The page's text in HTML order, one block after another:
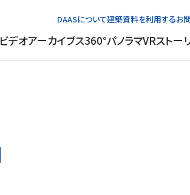
DAASについて建築資料を利用するお
ビデオアーカイブス360°パノラマVRストー